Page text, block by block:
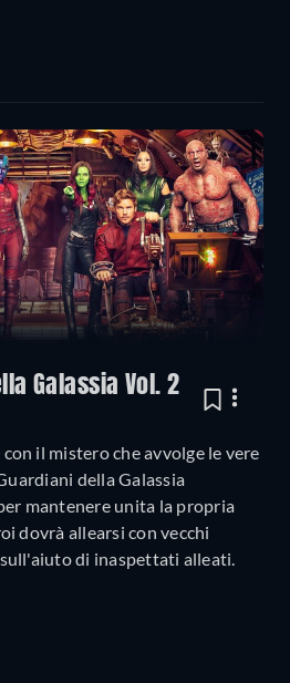
Galassia Vol. 2
il mistero che avvolge le vere
della Galassia
mantenere unita la propria
dovrà allearsi con vecchi
di inaspettati alleati.